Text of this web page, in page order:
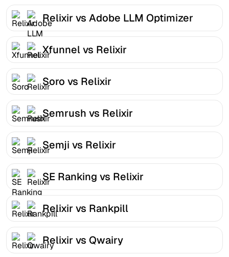
Relixir vs Adobe LLM Optimizer
Xfunnel vs Relixir
Soro vs Relixir
Semrush vs Relixir
Semji vs Relixir
SE Ranking vs Relixir
Relixir vs Rankpill
Relixir vs Qwairy